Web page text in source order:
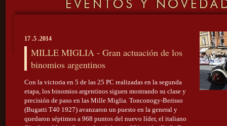
17 .5 .2014
MILLE MIGLIA - Gran actuación de los
binomios argentinos
Con la victoria en 5 de las 25 PC realizadas en la segunda
etapa, los binomios argentinos siguen mostrando su clase y
precisión de paso en las Mille Miglia. Tonconogy-Berisso
(Bugatti T40 1927) avanzaron un puesto en la general y
quedaron séptimos a 968 puntos del nuevo líder, el italiano